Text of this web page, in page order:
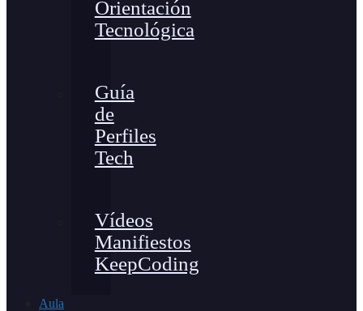
Orientación
Tecnológica
Guía
de
Perfiles
Tech
Vídeos
Manifiestos
KeepCoding
Aula